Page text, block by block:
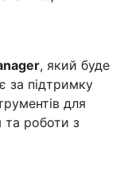
, який буде
за підтримку
для
та роботи з